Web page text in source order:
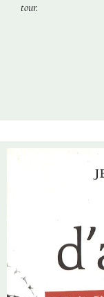
tour.